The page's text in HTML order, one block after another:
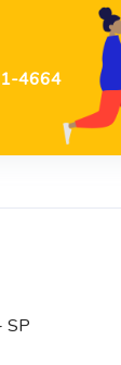
4664
SP